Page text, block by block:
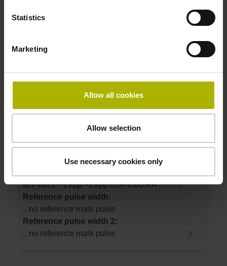
Statistics
Marketing
Allow all cookies
Allow selection
Use necessary cookies only
ID number:
IBV 6072 TTLx2 TTLx2 500.00 500.00 .. 270
Reference pulse width:
Reference pulse width 2:
270°
ID number:
IBV 6072 ~1Vpp ~1Vpp 0.00 0.00 RA .. .. .. ..
Reference pulse width:
.. no reference mark pulse
Reference pulse width 2:
.. no reference mark pulse